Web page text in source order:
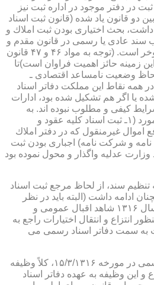
در دفتر موجود در اداره ثبت نیز
دو قانون یاد شده (قانون ثبت اسناد
و ۱۳۱۰) وجود داشت، بحث اختیاری بودن ثبت املاك و
سند عادی یا رسمی در قانون مقدم و
اجباری شدن آن در قانون موخر است. (توجه به مواد ۴۶ و ۴۷ قانون
و املاك ۱۳۱۰ در این زمینه حائز اهمیت فراوان است)تا
وضعیت نامساعد اقتصادی ـ
همه نقاط این مملكت دفاتر اسناد
یا اگر هم تشكیل شده بود، ادارات
كیفی و مطلوب نبوده اند. به
همین جهت قانونگذار در دو مورد (۱ـ ثبت اسناد كلیه عقود و
اموال غیرمنقول كه در دفتر املاك
هبه نامه و شركت نامه) اجباری بودن ثبت
وزارت عدلیه واگذار و محول نموده بود
دوگانه تنظیم سند، از لحاظ مرجع ثبت اسناد
ادامه داشت (البته باید در نظر
داشت كه با نزدیك شدن به سال ۱۳۱۶ شاهد اقبال عمومی و
انتزاع و انتقال اختیارات راجع به
به سمت دفاتر اسناد رسمی می
با وضع قانون دفاتر اسناد رسمی در مورخه ۱۵/۳/۱۳۱۶، كلاً وظیفه
و این وظیفه به عهده دفاتر اسناد